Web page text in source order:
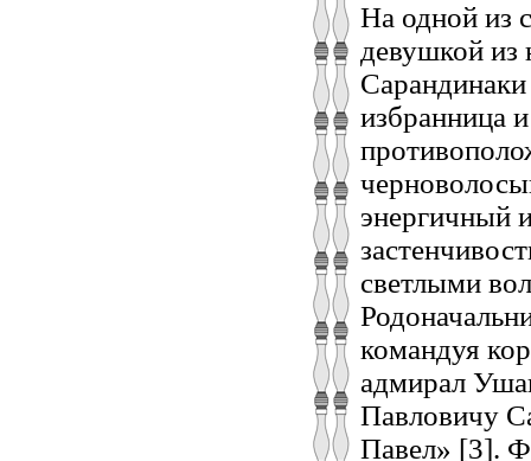
На одной из
девушкой из
избранница
энергичный
светлыми
командуя
адмирал
Павловичу
Павел» [3].